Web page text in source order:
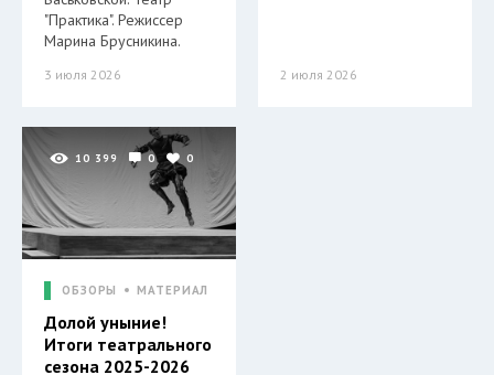
"Практика". Режиссер
Марина Брусникина.
3 июля 2026 2 июля 2026
10 399 0 0
ОБЗОРЫ МАТЕРИАЛ
Долой уныние!
Итоги театрального
сезона 2025-2026